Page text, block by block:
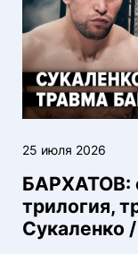
25 июля 2026
БАРХАТОВ:
трилогия,
Сукаленко